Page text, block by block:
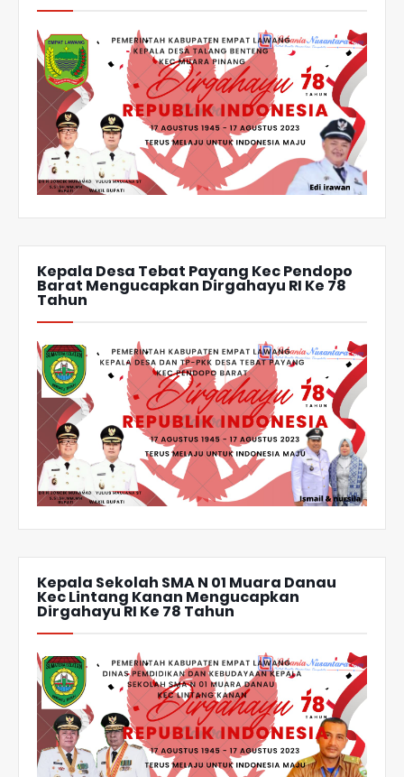
Kepala Desa Tebat Payang Kec Pendopo
Barat Mengucapkan Dirgahayu RI Ke 78
Tahun
Kepala Sekolah SMA N 01 Muara Danau
Kec Lintang Kanan Mengucapkan
Dirgahayu RI Ke 78 Tahun